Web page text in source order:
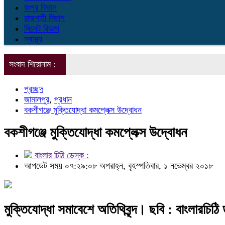
রংপুর বিভাগ
রাজশাহী বিভাগ
সিলেট বিভাগ
স্বাস্থ্য
সংবাদ শিরোনাম :
প্রচ্ছদ
জামালপুর, প্রধান
বকশীগঞ্জে মুক্তিযোদ্ধা কমপ্লেক্স উদ্বোধন
বকশীগঞ্জে মুক্তিযোদ্ধা কমপ্লেক্স উদ্বোধন
বাংলার চিঠি ডেস্ক :
আপডেট সময় ০৭:২৯:০৮ অপরাহ্ন, বৃহস্পতিবার, ১ নভেম্বর ২০১৮
মুক্তিযোদ্ধা সমাবেশে অতিথিবৃন্দ। ছবি :